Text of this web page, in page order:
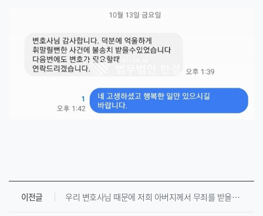
이전글 우리 변호사님 때문에 저희 아버지께서 무죄를 받을 수 있었습니다.